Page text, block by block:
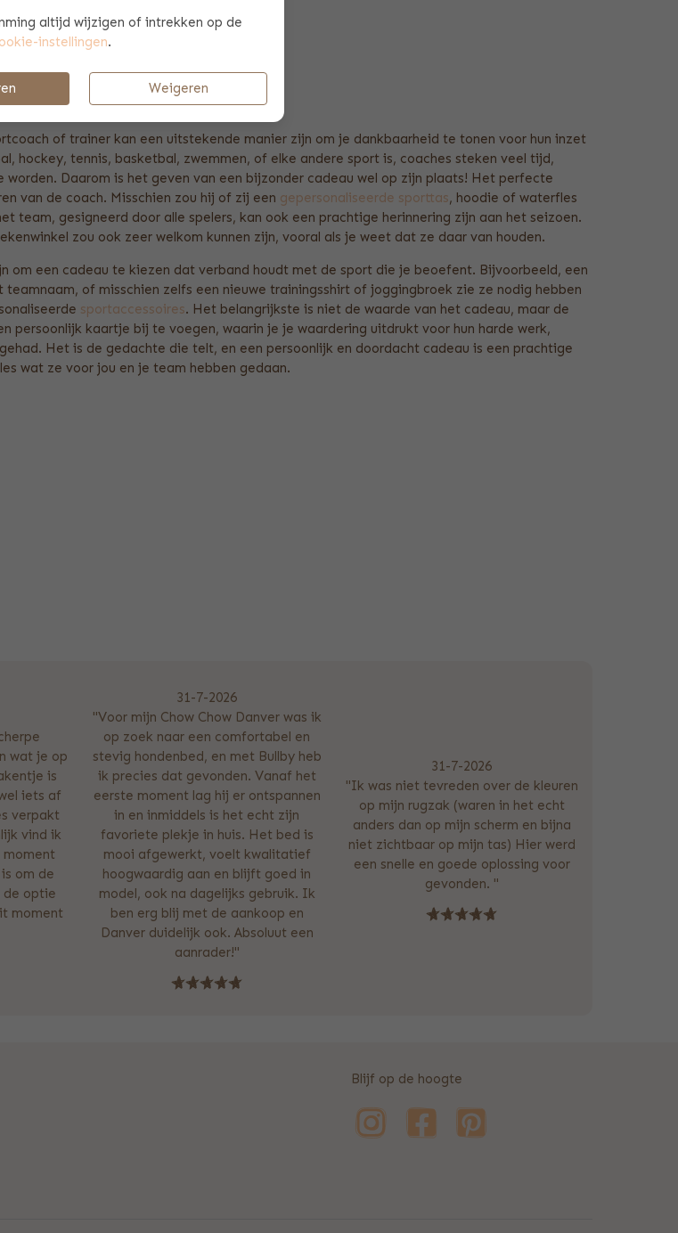
Marine
17,99 9,00
of trainer kan een uitstekende manier zijn om je dankbaarheid te tonen voor hun inzet
hockey, tennis, basketbal, zwemmen, of elke andere sport is, coaches steken veel tijd,
worden. Daarom is het geven van een bijzonder cadeau wel op zijn plaats! Het perfecte
van de coach. Misschien zou hij of zij een gepersonaliseerde sporttas, hoodie of waterfles
team, gesigneerd door alle spelers, kan ook een prachtige herinnering zijn aan het seizoen.
zou ook zeer welkom kunnen zijn, vooral als je weet dat ze daar van houden.
om een cadeau te kiezen dat verband houdt met de sport die je beoefent. Bijvoorbeeld, een
of misschien zelfs een nieuwe trainingsshirt of joggingbroek zie ze nodig hebben
sportaccessoires. Het belangrijkste is niet de waarde van het cadeau, maar de
persoonlijk kaartje bij te voegen, waarin je je waardering uitdrukt voor hun harde werk,
Het is de gedachte die telt, en een persoonlijk en doordacht cadeau is een prachtige
wat ze voor jou en je team hebben gedaan.
wat je op
is
iets af
verpakt
vind ik
om de
de optie
moment
31-7-2026
"Voor mijn Chow Chow Danver was ik
op zoek naar een comfortabel en
stevig hondenbed, en met Bullby heb
ik precies dat gevonden. Vanaf het
eerste moment lag hij er ontspannen
in en inmiddels is het echt zijn
favoriete plekje in huis. Het bed is
mooi afgewerkt, voelt kwalitatief
hoogwaardig aan en blijft goed in
model, ook na dagelijks gebruik. Ik
ben erg blij met de aankoop en
Danver duidelijk ook. Absoluut een
aanrader!"
31-7-2026
"Ik was niet tevreden over de kleuren
op mijn rugzak (waren in het echt
anders dan op mijn scherm en bijna
niet zichtbaar op mijn tas) Hier werd
een snelle en goede oplossing voor
gevonden. "
Blijf op de hoogte
altijd wijzigen of intrekken op de
instellingen.
Weigeren